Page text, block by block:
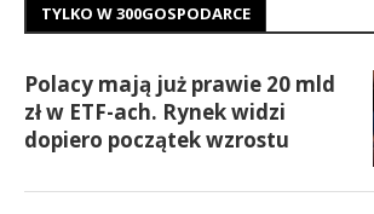
TYLKO W 300GOSPODARCE
Polacy mają już prawie 20 mld
zł w ETF-ach. Rynek widzi
dopiero początek wzrostu